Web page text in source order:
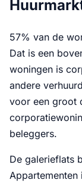
57% van de
Dat is een
woningen is
andere
voor een groot
beleggers.
De galerieflats